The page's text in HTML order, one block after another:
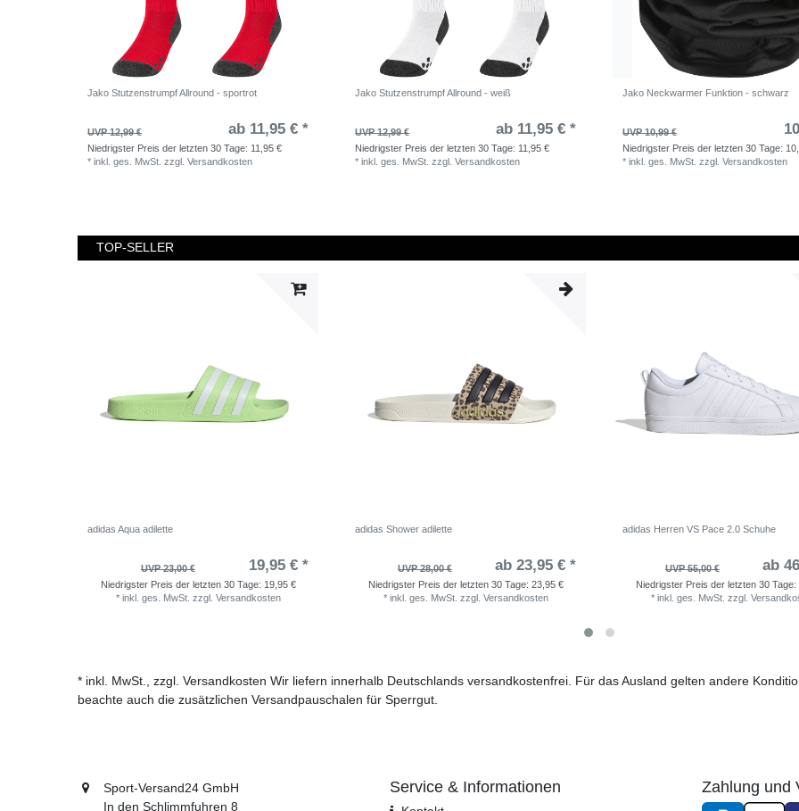
Jako Stutzenstrumpf Allround - sportrot
UVP 12,99 € ab 11,95 € *
Niedrigster Preis der letzten 30 Tage: 11,95 €
*inkl. ges. MwSt. zzgl.Versandkosten
Jako Stutzenstrumpf Allround - weiß
UVP 12,99 € ab 11,95 € *
Niedrigster Preis der letzten 30 Tage: 11,95 €
*inkl. ges. MwSt. zzgl.Versandkosten
Jako Neckwarmer Funktion - schwarz
UVP 10,99 €
Niedrigster Preis der letzten 30 Tage:
*inkl. ges. MwSt. zzgl.Versandkosten
TOP-SELLER
adidas Aqua adilette
UVP 23,00 € 19,95 € *
Niedrigster Preis der letzten 30 Tage: 19,95 €
* inkl. ges. MwSt. zzgl. Versandkosten
adidas Shower adilette
UVP 28,00 € ab 23,95 € *
Niedrigster Preis der letzten 30 Tage: 23,95 €
* inkl. ges. MwSt. zzgl. Versandkosten
adidas Herren VS Pace 2.0 Schuhe
UVP 55,00 € ab
Niedrigster Preis der letzten 30 Tage:
* inkl. ges. MwSt. zzgl.
* inkl. MwSt., zzgl. Versandkosten Wir liefern innerhalb Deutschlands versandkostenfrei. Für das Ausland gelten andere
beachte auch die zusätzlichen Versandpauschalen für Sperrgut.
Sport-Versand24 GmbH
In den Schlimmfuhren 8
Service & Informationen Zahlung und